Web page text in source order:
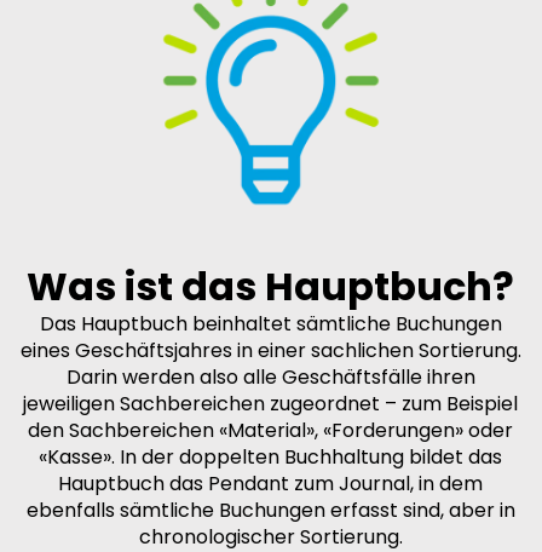
Was ist das Hauptbuch?
Das Hauptbuch beinhaltet sämtliche Buchungen
eines Geschäftsjahres in einer sachlichen Sortierung.
Darin werden also alle Geschäftsfälle ihren
jeweiligen Sachbereichen zugeordnet – zum Beispiel
den Sachbereichen «Material», «Forderungen» oder
«Kasse». In der doppelten Buchhaltung bildet das
Hauptbuch das Pendant zum Journal, in dem
ebenfalls sämtliche Buchungen erfasst sind, aber in
chronologischer Sortierung.